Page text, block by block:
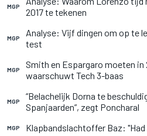
MGP
2017 te tekenen
MGP
Analyse: Vijf dingen om op te
test
MGP
Smith en Espargaro moeten in
waarschuwt Tech 3-baas
MGP
“Belachelijk Dorna te
Spanjaarden”, zegt Poncharal
MGP Klapbandslachtoffer Baz: